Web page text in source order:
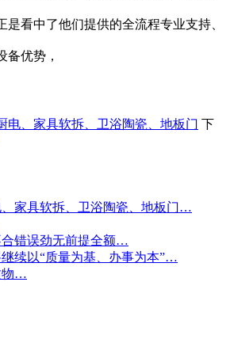
是看中了他们提供的全流程专业支持、
备优势，
电、家具软拆、卫浴陶瓷、地板门 下
家具软拆、卫浴陶瓷、地板门…
错误劲无前提全额…
续以“质量为基、办事为本”…
物…